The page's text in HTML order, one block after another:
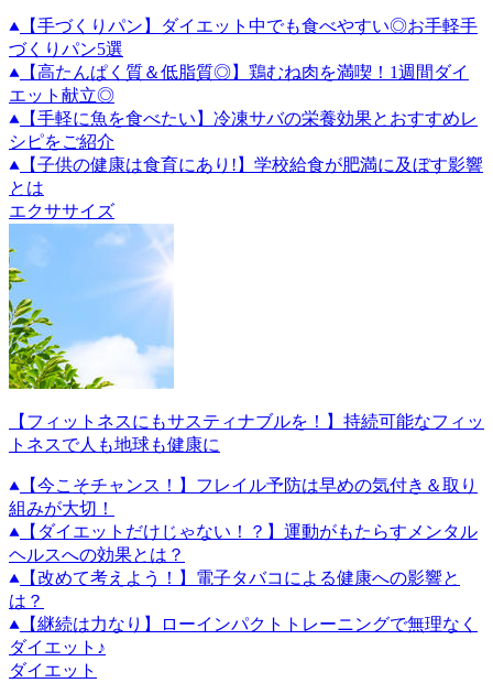
【手づくりパン】ダイエット中でも食べやすい◎お手軽手
づくりパン5選
【高たんぱく質＆低脂質◎】鶏むね肉を満喫！1週間ダイ
エット献立◎
【手軽に魚を食べたい】冷凍サバの栄養効果とおすすめレ
シピをご紹介
【子供の健康は食育にあり!】学校給食が肥満に及ぼす影響
とは
エクササイズ
【フィットネスにもサスティナブルを！】持続可能なフィッ
トネスで人も地球も健康に
【今こそチャンス！】フレイル予防は早めの気付き＆取り
組みが大切！
【ダイエットだけじゃない！？】運動がもたらすメンタル
ヘルスへの効果とは？
【改めて考えよう！】電子タバコによる健康への影響と
は？
【継続は力なり】ローインパクトトレーニングで無理なく
ダイエット♪
ダイエット